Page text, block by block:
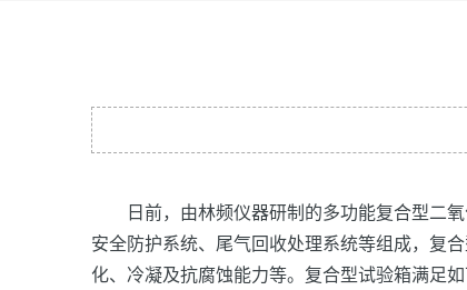
日前，由林频仪器研制的多功能复合型二氧
安全防护系统、尾气回收处理系统等组成，复
化、冷凝及抗腐蚀能力等。复合型试验箱满足如